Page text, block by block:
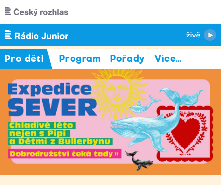
Přejít k hlavnímu obsahu
Pro děti Program Pořady Více…